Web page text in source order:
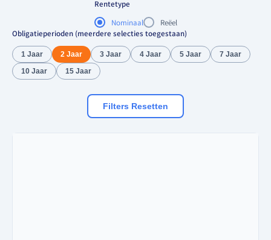
Rentetype
Nominaal
Reëel
Obligatieperioden (meerdere selecties toegestaan)
1 Jaar 2 Jaar 3 Jaar 4 Jaar 5 Jaar
7 Jaar
10 Jaar
15 Jaar
Filters Resetten